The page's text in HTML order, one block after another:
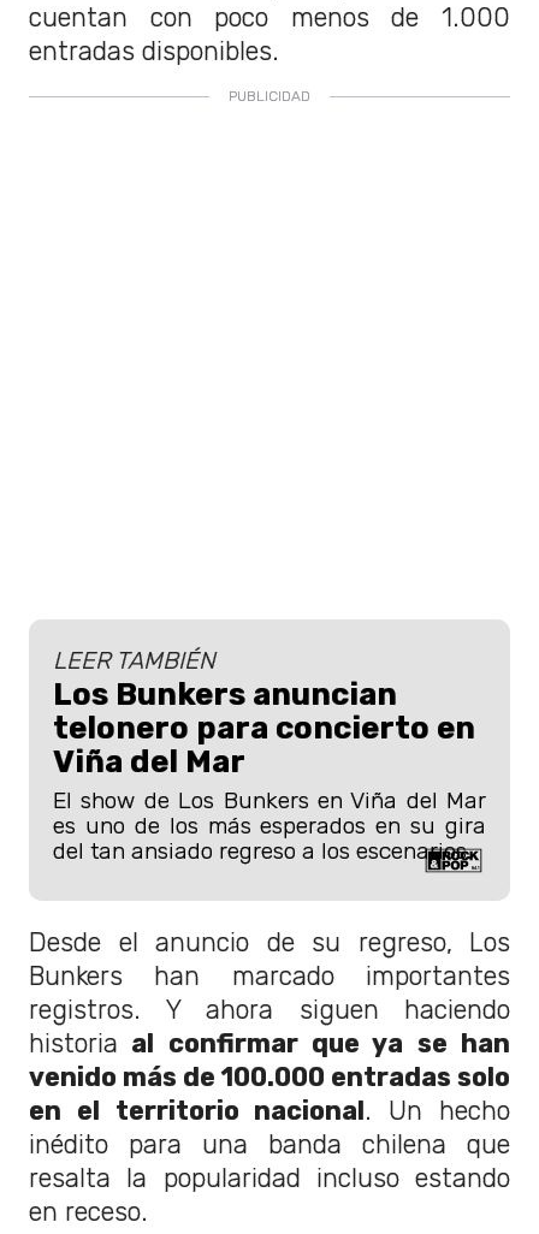
cuentan con poco menos de 1.000
entradas disponibles.
LEER TAMBIÉN
Los Bunkers anuncian
telonero para concierto en
Viña del Mar
El show de Los Bunkers en Viña del Mar
es uno de los más esperados en su gira
del tan ansiado regreso a los escenarios.
Desde el anuncio de su regreso, Los
Bunkers han marcado importantes
registros. Y ahora siguen haciendo
historia al confirmar que ya se han
venido más de 100.000 entradas solo
en el territorio nacional. Un hecho
inédito para una banda chilena que
resalta la popularidad incluso estando
en receso.